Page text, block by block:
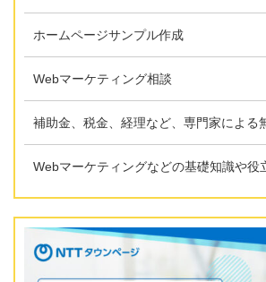
ホームページサンプル作成
Webマーケティング相談
補助金、税金、経理など、専門家による
Webマーケティングなどの基礎知識や役